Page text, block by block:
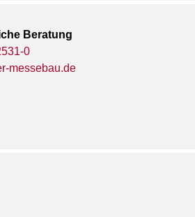
Beratung
0
messebau.de